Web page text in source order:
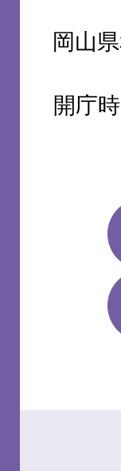
岡山
開庁